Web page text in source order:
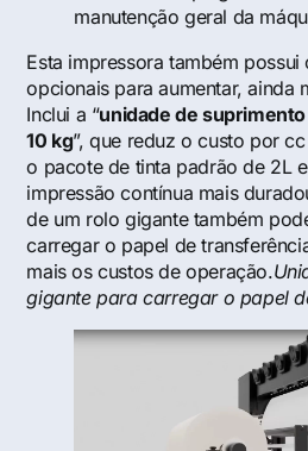
manutenção geral da
Esta impressora também
opcionais para aumentar, ainda
Inclui a “unidade de
10 kg”, que reduz o custo por
o pacote de tinta padrão de 2L
impressão contínua mais
de um rolo gigante também
carregar o papel de
mais os custos de operação.
gigante para carregar o papel